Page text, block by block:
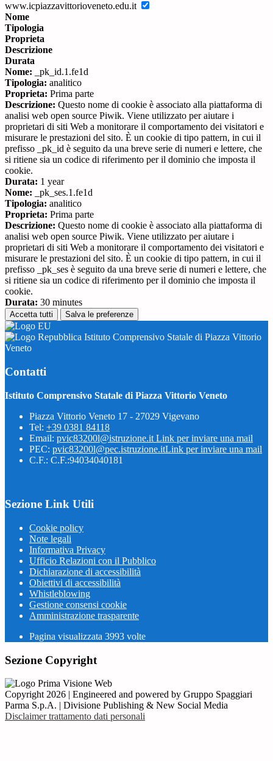
www.icpiazzavittorioveneto.edu.it
Nome
Tipologia
Proprieta
Descrizione
Durata
Nome: _pk_id.1.fe1d
Tipologia: analitico
Proprieta: Prima parte
Descrizione: Questo nome di cookie è associato alla piattaforma di
analisi web open source Piwik. Viene utilizzato per aiutare i
proprietari di siti Web a monitorare il comportamento dei visitatori e
misurare le prestazioni del sito. È un cookie di tipo pattern, in cui il
prefisso _pk_id è seguito da una breve serie di numeri e lettere, che
si ritiene sia un codice di riferimento per il dominio che imposta il
cookie.
Durata: 1 year
Nome: _pk_ses.1.fe1d
Tipologia: analitico
Proprieta: Prima parte
Descrizione: Questo nome di cookie è associato alla piattaforma di
analisi web open source Piwik. Viene utilizzato per aiutare i
proprietari di siti Web a monitorare il comportamento dei visitatori e
misurare le prestazioni del sito. È un cookie di tipo pattern, in cui il
prefisso _pk_ses è seguito da una breve serie di numeri e lettere, che
si ritiene sia un codice di riferimento per il dominio che imposta il
cookie.
Durata: 30 minutes
Accetta tutti Salva le preferenze
Istituto Comprensivo Statale di Piazza Vittorio
Veneto
Contatti
Istituto Comprensivo Statale di Piazza Vittorio Veneto
Piazza Vittorio Veneto 17 - 27029 Vigevano
Tel: +39 0381 84118
Email: pvic83200l@istruzione.it Link per inviare una mail
PEC: pvic83200l@pec.istruzione.itLink per inviare una mail
C.F.: C.F.:94034040181
Sezione Link Utili
Cookie policy
Note legali
Informativa Privacy
Ufficio Relazioni con il Pubblico
Dichiarazione di accessibilità
Obiettivi di accessibilità
Whistleblowing
Gestione consensi cookie
Amministrazione trasparente
Pagina visualizzata 3993 volte
Sezione Copyright
Copyright 2026 | Engineered and powered by Gruppo Spaggiari
Parma S.p.A. | Divisione Publishing & New Social Media
Disclaimer trattamento dati personali